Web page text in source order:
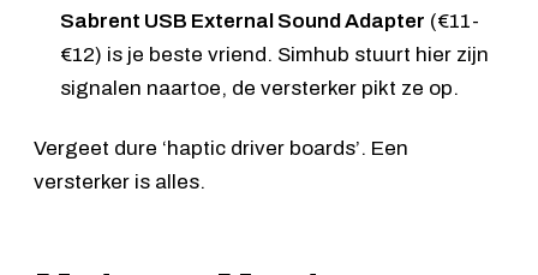
Sabrent USB External Sound Adapter (€11-
€12) is je beste vriend. Simhub stuurt hier zijn
signalen naartoe, de versterker pikt ze op.
Vergeet dure ‘haptic driver boards’. Een
versterker is alles.